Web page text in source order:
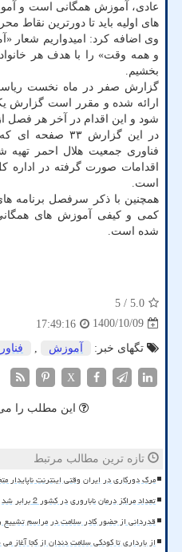
عادی، آموزش همگانی است و
های اولیه باید تا دورترین نقاط
وی اضافه کرد: امیدواریم شعار
و همه وقت» را با هدف هر
بخشیم.
گزارش صفر در ماه نخست
ارائه شده و مقرر است گزارش
شود و این اقدام در آخر هر فصل
در این گزارش ۳۳ صفحه ای که در معاونت
فناوری جمعیت هلال احمر
اقدامات صورت گرفته در
است.
همچنین با ذکر سرفصل برنامه
کمی و کیفی آموزش های
شده است.
5.0
/ 5
1400/10/09
17:49:16
تگهای خبر:
آموزش ,
X
این مطلب را
تازه ترین مطالب مرتبط
مرگ دورکاری در ایران وقتی اینترنت ناپایدار
تعداد مراکز درمان ناباروری در کشور 2 برابر شد
قدردانی از حضور کادر سلامت در مراسم
از بارداری تا کودکی سلامت دندان از کجا آغاز